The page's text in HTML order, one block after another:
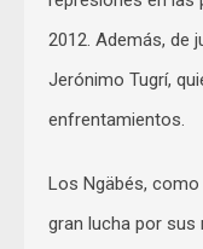
2012. Además, de
Jerónimo Tugrí,
enfrentamientos.
Los Ngäbés,
gran lucha por sus